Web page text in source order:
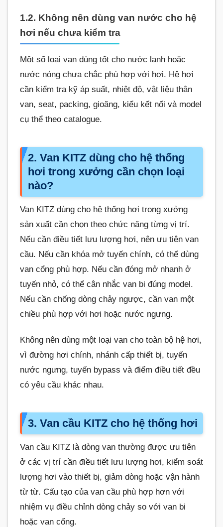
1.2. Không nên dùng van nước cho hệ
hơi nếu chưa kiểm tra
Một số loại van dùng tốt cho nước lạnh hoặc
nước nóng chưa chắc phù hợp với hơi. Hệ hơi
cần kiểm tra kỹ áp suất, nhiệt độ, vật liệu thân
van, seat, packing, gioăng, kiểu kết nối và model
cụ thể theo catalogue.
2. Van KITZ dùng cho hệ thống
hơi trong xưởng cần chọn loại
nào?
Van KITZ dùng cho hệ thống hơi trong xưởng
sản xuất cần chọn theo chức năng từng vị trí.
Nếu cần điều tiết lưu lượng hơi, nên ưu tiên van
cầu. Nếu cần khóa mở tuyến chính, có thể dùng
van cổng phù hợp. Nếu cần đóng mở nhanh ở
tuyến nhỏ, có thể cân nhắc van bi đúng model.
Nếu cần chống dòng chảy ngược, cần van một
chiều phù hợp với hơi hoặc nước ngưng.
Không nên dùng một loại van cho toàn bộ hệ hơi,
vì đường hơi chính, nhánh cấp thiết bị, tuyến
nước ngưng, tuyến bypass và điểm điều tiết đều
có yêu cầu khác nhau.
3. Van cầu KITZ cho hệ thống hơi
Van cầu KITZ là dòng van thường được ưu tiên
ở các vị trí cần điều tiết lưu lượng hơi, kiểm soát
lượng hơi vào thiết bị, giảm dòng hoặc vận hành
từ từ. Cấu tạo của van cầu phù hợp hơn với
nhiệm vụ điều chỉnh dòng chảy so với van bi
hoặc van cổng.